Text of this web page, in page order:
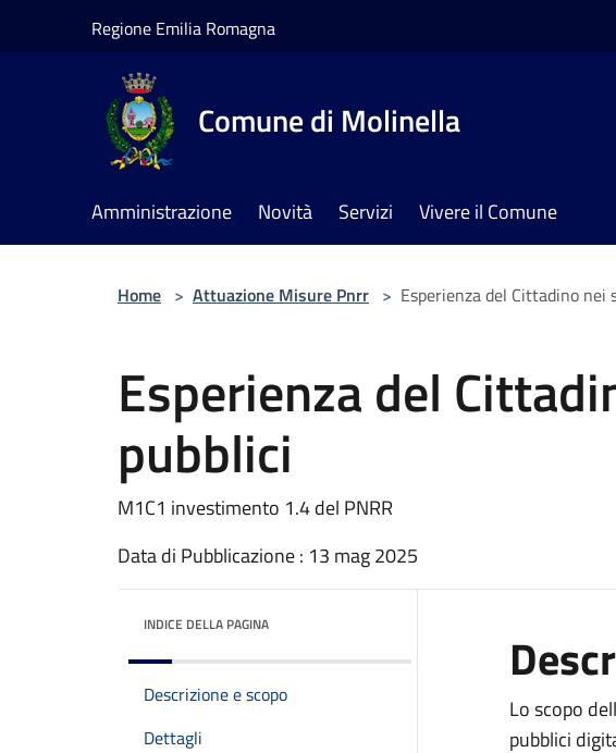
Regione Emilia Romagna
Comune di Molinella
Amministrazione Novità Servizi Vivere il Comune
Home > Attuazione Misure Pnrr > Esperienza del Cittadino nei
Esperienza del
pubblici
M1C1 investimento 1.4 del PNRR
Data di Pubblicazione : 13 mag 2025
INDICE DELLA PAGINA
Descrizione e scopo
Dettagli
Lo scopo
pubblici